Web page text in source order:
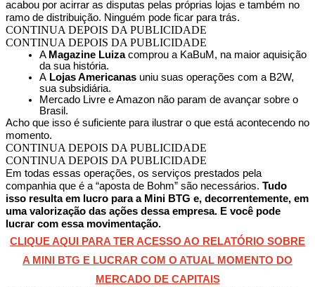
acabou por acirrar as disputas pelas próprias lojas e também no
ramo de distribuição. Ninguém pode ficar para trás.
CONTINUA DEPOIS DA PUBLICIDADE
CONTINUA DEPOIS DA PUBLICIDADE
A Magazine Luizacomprou a KaBuM, na maior aquisição
da sua história.
A Lojas Americanas uniu suas operações com a B2W,
sua subsidiária.
Mercado Livre e Amazon não param de avançar sobre o
Brasil.
Acho que isso é suficiente para ilustrar o que está acontecendo no
momento.
CONTINUA DEPOIS DA PUBLICIDADE
CONTINUA DEPOIS DA PUBLICIDADE
Em todas essas operações, os serviços prestados pela
companhia que é a “aposta de Bohm” são necessários. Tudo
isso resulta em lucro para a Mini BTG e, decorrentemente, em
uma valorização das ações dessa empresa. E você pode
lucrar com essa movimentação.
CLIQUE AQUI PARA TER ACESSO AO RELATÓRIO SOBRE
A MINI BTG E LUCRAR COM O ATUAL MOMENTO DO
MERCADO DE CAPITAIS